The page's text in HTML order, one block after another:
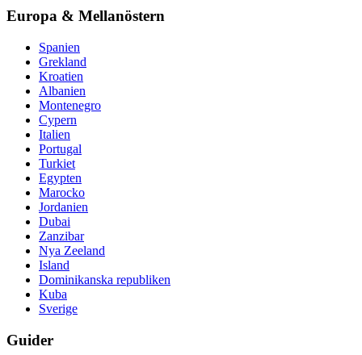
Europa & Mellanöstern
Spanien
Grekland
Kroatien
Albanien
Montenegro
Cypern
Italien
Portugal
Turkiet
Egypten
Marocko
Jordanien
Dubai
Zanzibar
Nya Zeeland
Island
Dominikanska republiken
Kuba
Sverige
Guider